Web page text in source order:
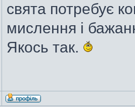
свята потребує
мислення і
Якось так.